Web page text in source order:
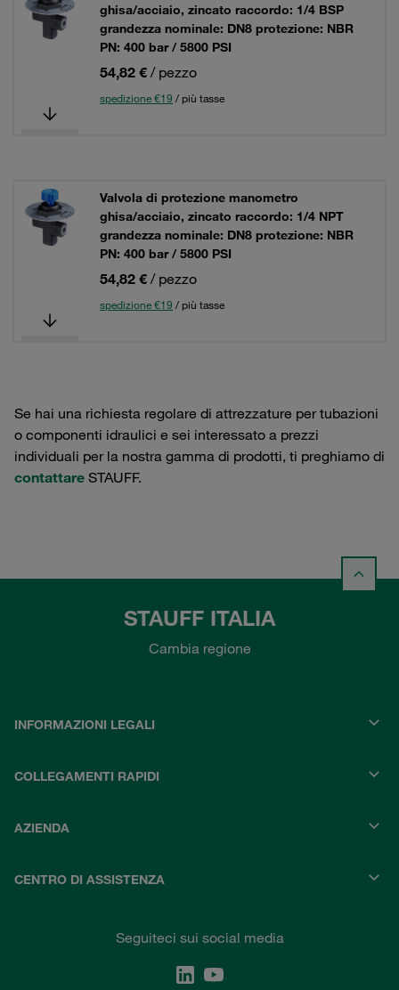
ghisa/acciaio, zincato raccordo: 1/4 BSP
grandezza nominale: DN8 protezione: NBR
PN: 400 bar / 5800 PSI
54,82 € / pezzo
spedizione €19 / più tasse
Valvola di protezione manometro
ghisa/acciaio, zincato raccordo: 1/4 NPT
grandezza nominale: DN8 protezione: NBR
PN: 400 bar / 5800 PSI
54,82 € / pezzo
spedizione €19 / più tasse
Se hai una richiesta regolare di attrezzature per tubazioni
o componenti idraulici e sei interessato a prezzi
individuali per la nostra gamma di prodotti, ti preghiamo di
contattare STAUFF.
STAUFF ITALIA
Cambia regione
INFORMAZIONI LEGALI
COLLEGAMENTI RAPIDI
AZIENDA
CENTRO DI ASSISTENZA
Seguiteci sui social media